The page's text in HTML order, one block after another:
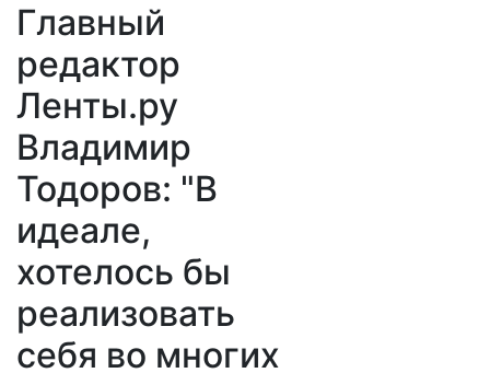
Главный
редактор
Ленты.ру
Владимир
Тодоров: "В
идеале,
хотелось бы
реализовать
себя во многих